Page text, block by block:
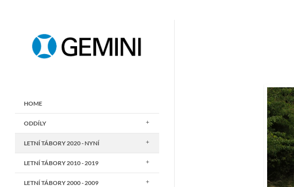
HOME
ODDÍLY
LETNÍ TÁBORY 2020 - NYNÍ
LETNÍ TÁBORY 2010 - 2019
LETNÍ TÁBORY 2000 - 2009